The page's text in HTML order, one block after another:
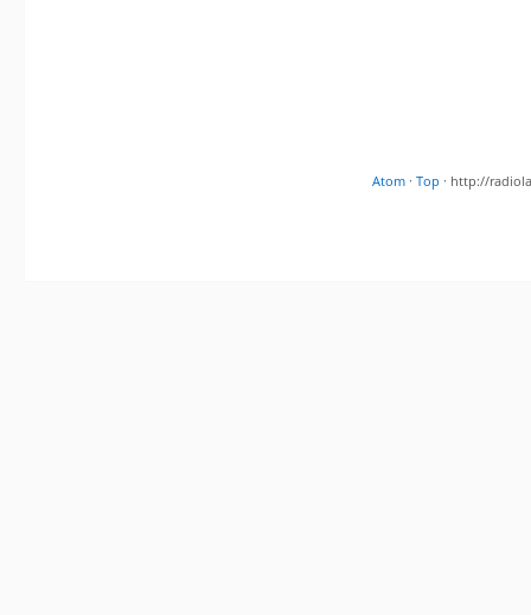
Atom · Top · http://